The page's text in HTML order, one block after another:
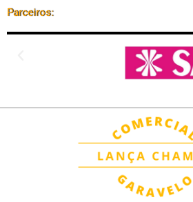
Parceiros: